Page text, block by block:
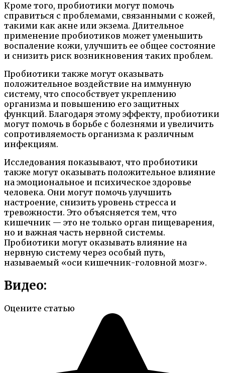
Кроме того, пробиотики могут помочь
справиться с проблемами, связанными с кожей,
такими как акне или экзема. Длительное
применение пробиотиков может уменьшить
воспаление кожи, улучшить ее общее состояние
и снизить риск возникновения таких проблем.
Пробиотики также могут оказывать
положительное воздействие на иммунную
систему, что способствует укреплению
организма и повышению его защитных
функций. Благодаря этому эффекту, пробиотики
могут помочь в борьбе с болезнями и увеличить
сопротивляемость организма к различным
инфекциям.
Исследования показывают, что пробиотики
также могут оказывать положительное влияние
на эмоциональное и психическое здоровье
человека. Они могут помочь улучшить
настроение, снизить уровень стресса и
тревожности. Это объясняется тем, что
кишечник — это не только орган пищеварения,
но и важная часть нервной системы.
Пробиотики могут оказывать влияние на
нервную систему через особый путь,
называемый «оси кишечник-головной мозг».
Видео:
Оцените статью